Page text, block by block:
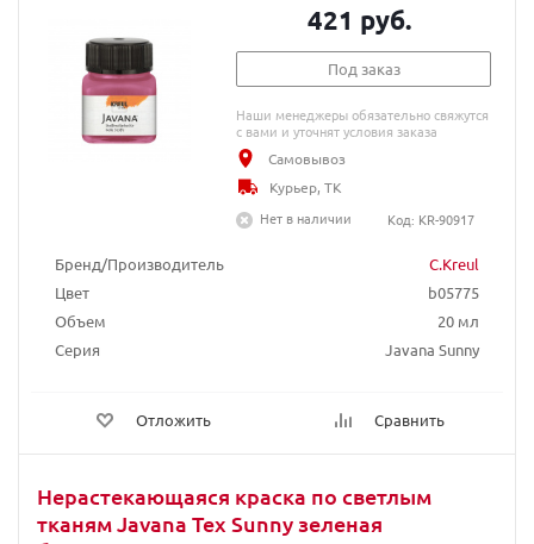
Бренд/Производитель
C.Kreul
Цвет
b05775
Объем
20 мл
Серия
Javana Sunny
Отложить Сравнить
421 руб.
Под заказ
Наши менеджеры обязательно свяжутся
с вами и уточнят условия заказа
Самовывоз
Курьер, ТК
Нет в наличии
Код: KR-90917
Нерастекающаяся краска по светлым
тканям Javana Tex Sunny зеленая